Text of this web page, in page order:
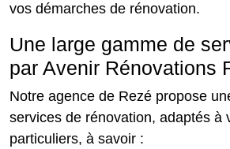
vos démarches de rénovation.
Une large gamme de
par Avenir Rénovations
Notre agence de Rezé propose
services de rénovation, adaptés à
particuliers, à savoir :